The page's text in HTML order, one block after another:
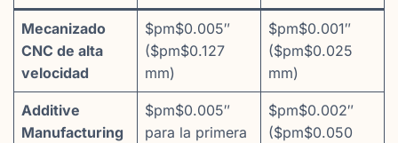
Mecanizado
CNC de alta
velocidad
$pm$0.005″
($pm$0.127
mm)
$pm$0.001″
($pm$0.025
mm)
Additive
Manufacturing
$pm$0.005″
para la primera
$pm$0.002″
($pm$0.050